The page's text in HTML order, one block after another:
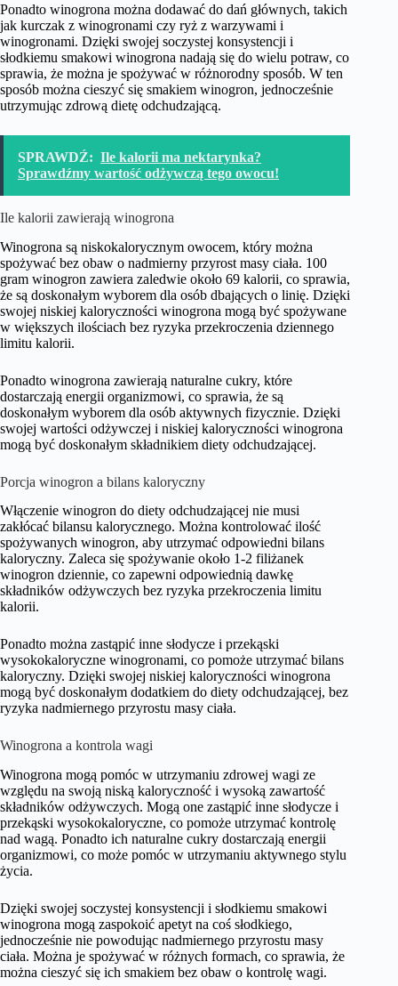
Ponadto winogrona można dodawać do dań głównych, takich
jak kurczak z winogronami czy ryż z warzywami i
winogronami. Dzięki swojej soczystej konsystencji i
słodkiemu smakowi winogrona nadają się do wielu potraw, co
sprawia, że można je spożywać w różnorodny sposób. W ten
sposób można cieszyć się smakiem winogron, jednocześnie
utrzymując zdrową dietę odchudzającą.
SPRAWDŹ: Ile kalorii ma nektarynka?
Sprawdźmy wartość odżywczą tego owocu!
Ile kalorii zawierają winogrona
Winogrona są niskokalorycznym owocem, który można
spożywać bez obaw o nadmierny przyrost masy ciała. 100
gram winogron zawiera zaledwie około 69 kalorii, co sprawia,
że są doskonałym wyborem dla osób dbających o linię. Dzięki
swojej niskiej kaloryczności winogrona mogą być spożywane
w większych ilościach bez ryzyka przekroczenia dziennego
limitu kalorii.
Ponadto winogrona zawierają naturalne cukry, które
dostarczają energii organizmowi, co sprawia, że są
doskonałym wyborem dla osób aktywnych fizycznie. Dzięki
swojej wartości odżywczej i niskiej kaloryczności winogrona
mogą być doskonałym składnikiem diety odchudzającej.
Porcja winogron a bilans kaloryczny
Włączenie winogron do diety odchudzającej nie musi
zakłócać bilansu kalorycznego. Można kontrolować ilość
spożywanych winogron, aby utrzymać odpowiedni bilans
kaloryczny. Zaleca się spożywanie około 1-2 filiżanek
winogron dziennie, co zapewni odpowiednią dawkę
składników odżywczych bez ryzyka przekroczenia limitu
kalorii.
Ponadto można zastąpić inne słodycze i przekąski
wysokokaloryczne winogronami, co pomoże utrzymać bilans
kaloryczny. Dzięki swojej niskiej kaloryczności winogrona
mogą być doskonałym dodatkiem do diety odchudzającej, bez
ryzyka nadmiernego przyrostu masy ciała.
Winogrona a kontrola wagi
Winogrona mogą pomóc w utrzymaniu zdrowej wagi ze
względu na swoją niską kaloryczność i wysoką zawartość
składników odżywczych. Mogą one zastąpić inne słodycze i
przekąski wysokokaloryczne, co pomoże utrzymać kontrolę
nad wagą. Ponadto ich naturalne cukry dostarczają energii
organizmowi, co może pomóc w utrzymaniu aktywnego stylu
życia.
Dzięki swojej soczystej konsystencji i słodkiemu smakowi
winogrona mogą zaspokoić apetyt na coś słodkiego,
jednocześnie nie powodując nadmiernego przyrostu masy
ciała. Można je spożywać w różnych formach, co sprawia, że
można cieszyć się ich smakiem bez obaw o kontrolę wagi.